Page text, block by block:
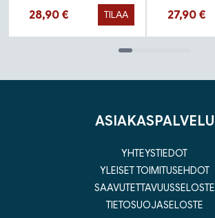
Hinta nyt
28,90 € TILAA Hinta nyt
27,90 €
ASIAKASPALVELU
YHTEYSTIEDOT
YLEISET TOIMITUSEHDOT
SAAVUTETTAVUUSSELOSTE
TIETOSUOJASELOSTE